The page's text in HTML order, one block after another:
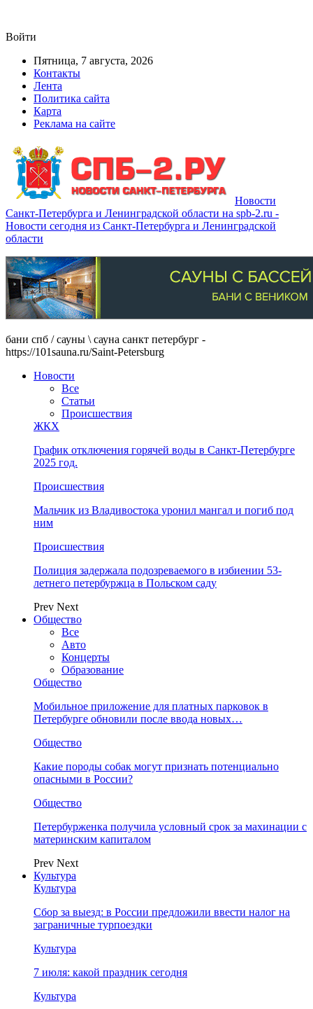
Войти
Пятница, 7 августа, 2026
Контакты
Лента
Политика сайта
Карта
Реклама на сайте
Новости
Санкт-Петербурга и Ленинградской области на spb-2.ru -
Новости сегодня из Санкт-Петербурга и Ленинградской
области
бани спб / сауны \ сауна санкт петербург -
https://101sauna.ru/Saint-Petersburg
Новости
Все
Статьи
Происшествия
ЖКХ
График отключения горячей воды в Санкт-Петербурге
2025 год.
Происшествия
Мальчик из Владивостока уронил мангал и погиб под
ним
Происшествия
Полиция задержала подозреваемого в избиении 53-
летнего петербуржца в Польском саду
Prev Next
Общество
Все
Авто
Концерты
Образование
Общество
Мобильное приложение для платных парковок в
Петербурге обновили после ввода новых…
Общество
Какие породы собак могут признать потенциально
опасными в России?
Общество
Петербурженка получила условный срок за махинации с
материнским капиталом
Prev Next
Культура
Культура
Сбор за выезд: в России предложили ввести налог на
заграничные турпоездки
Культура
7 июля: какой праздник сегодня
Культура